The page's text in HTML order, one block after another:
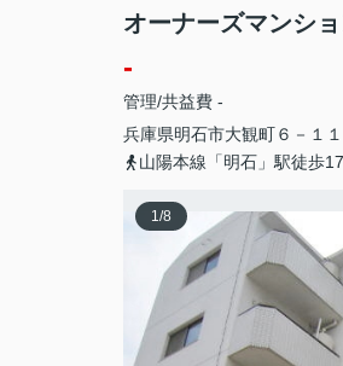
オーナーズマンシ
-
管理/共益費 -
兵庫県明石市大観町６－１１
山陽本線「明石」駅徒歩
1/8